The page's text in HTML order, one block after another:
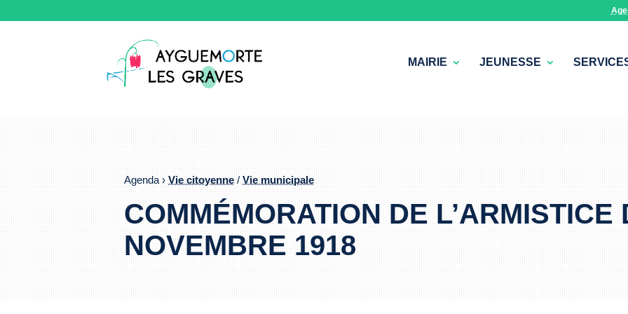
MAIRIE JEUNESSE
Agenda ›Vie citoyenne/Vie municipale
COMMÉMORATION DE L’ARMISTICE
NOVEMBRE 1918